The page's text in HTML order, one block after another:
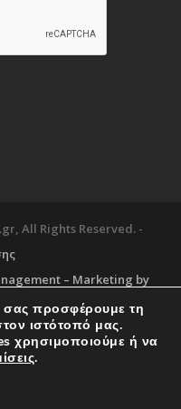
All Rights Reserved. -
– Marketing by
Corporate Support
σας προσφέρουμε τη
ιστότοπό μας.
χρησιμοποιούμε ή να
.